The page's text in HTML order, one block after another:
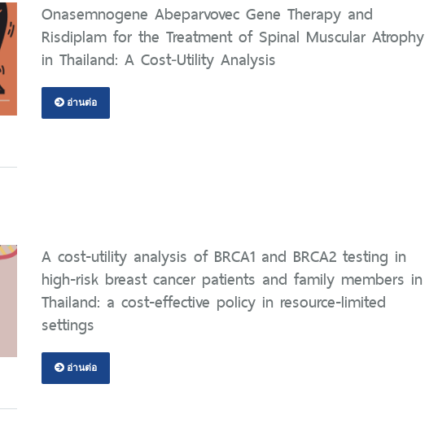
Onasemnogene Abeparvovec Gene Therapy and
Risdiplam for the Treatment of Spinal Muscular Atrophy
in Thailand: A Cost‑Utility Analysis
อ่านต่อ
A cost-utility analysis of BRCA1 and BRCA2 testing in
high-risk breast cancer patients and family members in
Thailand: a cost-effective policy in resource-limited
settings
อ่านต่อ